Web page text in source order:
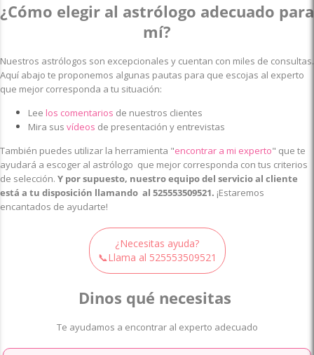
¿Cómo elegir al astrólogo adecuado para
mí?
Nuestros astrólogos son excepcionales y cuentan con miles de consultas.
Aquí abajo te proponemos algunas pautas para que escojas al experto
que mejor corresponda a tu situación:
Lee los comentarios de nuestros clientes
Mira sus vídeos de presentación y entrevistas
También puedes utilizar la herramienta "encontrar a mi experto" que te
ayudará a escoger al astrólogo que mejor corresponda con tus criterios
de selección. Y por supuesto, nuestro equipo del servicio al cliente
está a tu disposición llamando al 525553509521. ¡Estaremos
encantados de ayudarte!
¿Necesitas ayuda?
📞Llama al 525553509521
Dinos qué necesitas
Te ayudamos a encontrar al experto adecuado